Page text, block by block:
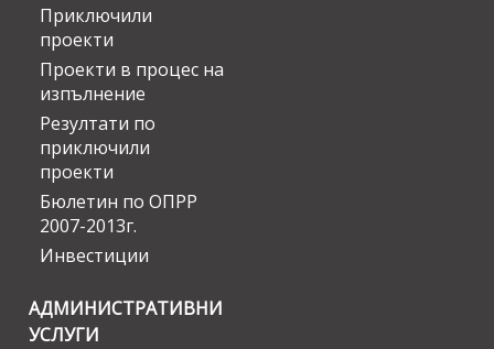
Приключили
проекти
Проекти в процес на
изпълнение
Резултати по
приключили
проекти
Бюлетин по ОПРР
2007-2013г.
Инвестиции
АДМИНИСТРАТИВНИ
УСЛУГИ